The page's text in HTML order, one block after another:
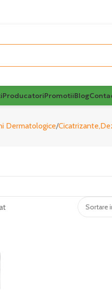
ProducatoriPromotiiBlog
Dermatologice